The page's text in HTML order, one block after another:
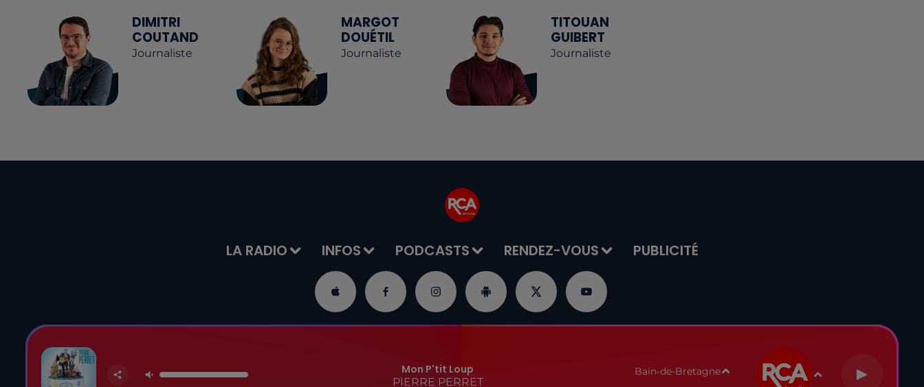
DIMITRI
COUTAND
Journaliste
MARGOT
DOUÉTIL
Journaliste
TITOUAN
GUIBERT
Journaliste
LA RADIO INFOS PODCASTS RENDEZ-VOUS PUBLICITÉ
Mon P'tit Loup
PIERRE PERRET
Bain-de-Bretagne